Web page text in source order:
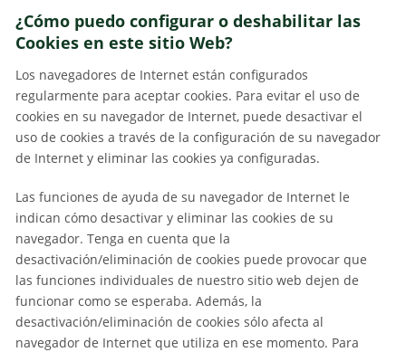
¿Cómo puedo configurar o deshabilitar las
Cookies en este sitio Web?
Los navegadores de Internet están configurados
regularmente para aceptar cookies. Para evitar el uso de
cookies en su navegador de Internet, puede desactivar el
uso de cookies a través de la configuración de su navegador
de Internet y eliminar las cookies ya configuradas.
Las funciones de ayuda de su navegador de Internet le
indican cómo desactivar y eliminar las cookies de su
navegador. Tenga en cuenta que la
desactivación/eliminación de cookies puede provocar que
las funciones individuales de nuestro sitio web dejen de
funcionar como se esperaba. Además, la
desactivación/eliminación de cookies sólo afecta al
navegador de Internet que utiliza en ese momento. Para